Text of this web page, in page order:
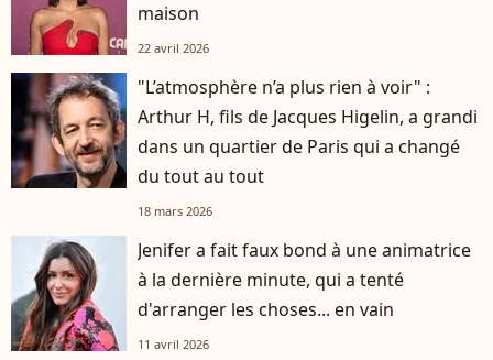
maison
22 avril 2026
"L’atmosphère n’a plus rien à voir" :
Arthur H, fils de Jacques Higelin, a grandi
dans un quartier de Paris qui a changé
du tout au tout
18 mars 2026
Jenifer a fait faux bond à une animatrice
à la dernière minute, qui a tenté
d'arranger les choses... en vain
11 avril 2026